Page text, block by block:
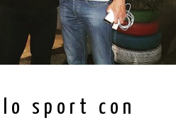
sport con